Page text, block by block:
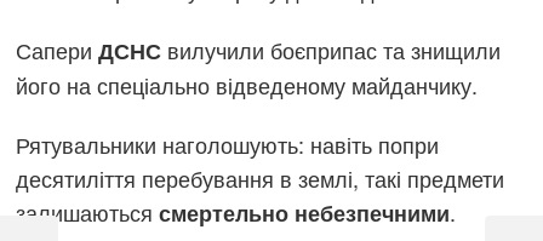
СапериДСНС вилучили боєприпас та знищили
його на спеціально відведеному майданчику.
Рятувальники наголошують: навіть попри
десятиліття перебування в землі, такі предмети
залишаютьсясмертельно небезпечними.